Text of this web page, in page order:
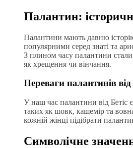
Палантин:
Палантини мають давню
популярними серед знаті та
З плином часу палантини
як хрещення чи вінчання.
Переваги палантинів від
У наш час палантини від Бетіс
таких як шовк, кашемір та
кожній жінці підібрати
Символічне